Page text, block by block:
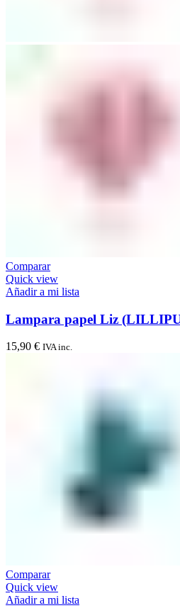
Comparar
Quick view
Añadir a mi lista
Lampara papel Liz
15,90 € IVA inc.
Comparar
Quick view
Añadir a mi lista